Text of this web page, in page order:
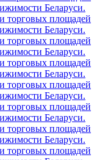
Беларуси.
торговых площадей
Беларуси.
торговых площадей
Беларуси.
торговых площадей
Беларуси.
торговых площадей
Беларуси.
торговых площадей
Беларуси.
торговых площадей
Беларуси.
торговых площадей